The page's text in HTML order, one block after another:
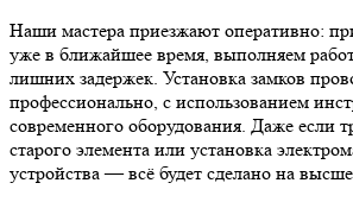
Наши мастера приезжают оперативно:
уже в ближайшее время, выполняем
лишних задержек. Установка замков
профессионально, с использованием
современного оборудования. Даже если
старого элемента или установка
устройства — всё будет сделано на